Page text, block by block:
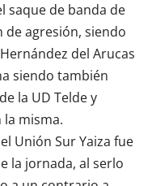
saque de banda de
de agresión, siendo
del Arucas
siendo también
la UD Telde y
la misma.
Unión Sur Yaiza fue
la jornada, al serlo